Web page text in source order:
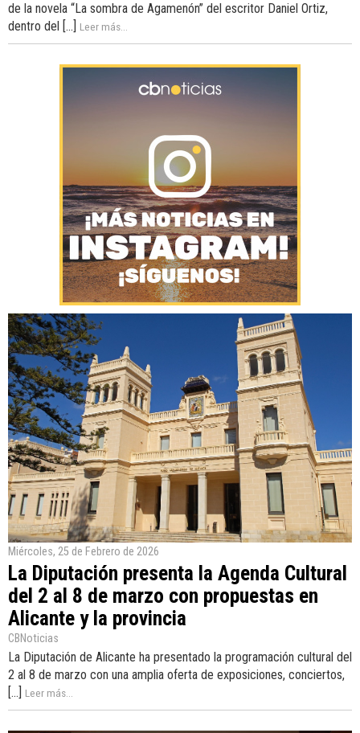
de la novela “La sombra de Agamenón” del escritor Daniel Ortiz,
dentro del [...] Leer más...
Miércoles, 25 de Febrero de 2026
La Diputación presenta la Agenda Cultural
del 2 al 8 de marzo con propuestas en
Alicante y la provincia
CBNoticias
La Diputación de Alicante ha presentado la programación cultural del
2 al 8 de marzo con una amplia oferta de exposiciones, conciertos,
[...]
Leer más...